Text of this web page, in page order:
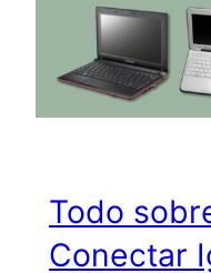
Todo
Conectar